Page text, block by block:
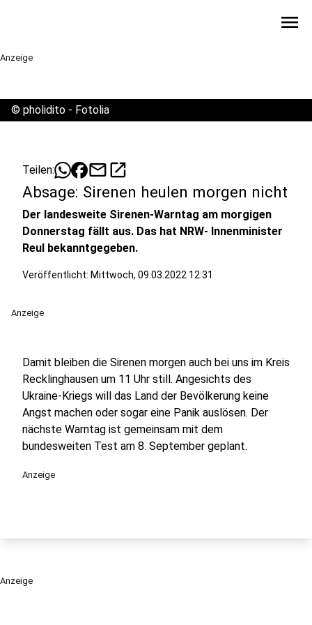
menu
Anzeige
© pholidito - Fotolia
Teilen: mailopen_in_new
Absage: Sirenen heulen morgen nicht
Der landesweite Sirenen-Warntag am morgigen
Donnerstag fällt aus. Das hat NRW- Innenminister
Reul bekanntgegeben.
Veröffentlicht: Mittwoch, 09.03.2022 12:31
Anzeige
Damit bleiben die Sirenen morgen auch bei uns im Kreis
Recklinghausen um 11 Uhr still. Angesichts des
Ukraine-Kriegs will das Land der Bevölkerung keine
Angst machen oder sogar eine Panik auslösen. Der
nächste Warntag ist gemeinsam mit dem
bundesweiten Test am 8. September geplant.
Anzeige
Anzeige